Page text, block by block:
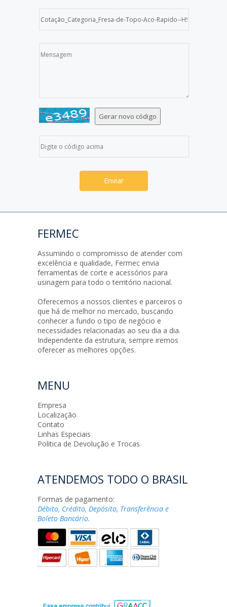
FERMEC
Assumindo o compromisso de atender com
excelência e qualidade, Fermec envia
ferramentas de corte e acessórios para
usinagem para todo o território nacional.
Oferecemos a nossos clientes e parceiros o
que há de melhor no mercado, buscando
conhecer a fundo o tipo de negócio e
necessidades relacionadas ao seu dia a dia.
Independente da estrutura, sempre iremos
oferecer as melhores opções.
MENU
Empresa
Localização
Contato
Linhas Especiais
Politica de Devolução e Trocas
ATENDEMOS TODO O BRASIL
Formas de pagamento:
Débito, Crédito, Depósito, Transferência e
Boleto Bancário.